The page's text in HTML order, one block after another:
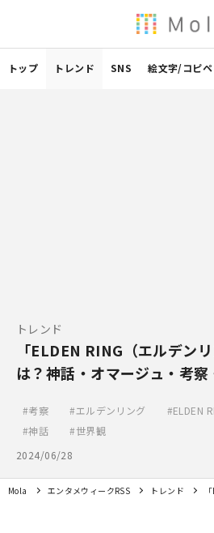
トップ トレンド SNS 絵文字/コピペ
トレンド
「ELDEN RING（エルデン
は？神話・オマージュ・考
考察 エルデンリング ELDEN
神話
世界観
2024/06/28
Mola エンタメウィークRSS トレンド